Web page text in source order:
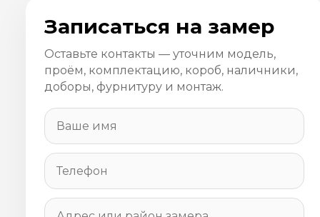
Записаться на замер
Оставьте контакты — уточним модель,
проём, комплектацию, короб, наличники,
доборы, фурнитуру и монтаж.